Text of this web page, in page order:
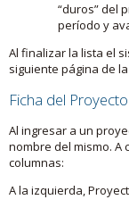
“duros” del
período y
Al finalizar la lista el
siguiente página de
Ficha del Proyecto
Al ingresar a un
nombre del mismo. A
columnas:
A la izquierda,